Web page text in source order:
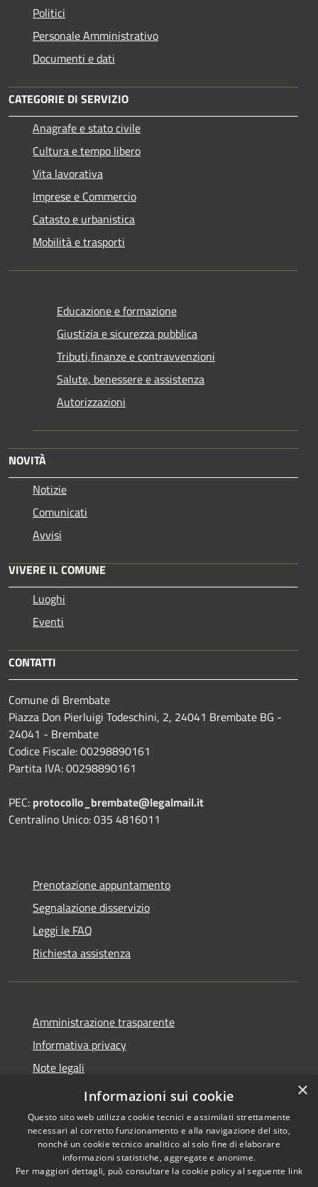
Politici
Personale Amministrativo
Documenti e dati
CATEGORIE DI SERVIZIO
Anagrafe e stato civile
Cultura e tempo libero
Vita lavorativa
Imprese e Commercio
Catasto e urbanistica
Mobilità e trasporti
Educazione e formazione
Giustizia e sicurezza pubblica
Tributi,finanze e contravvenzioni
Salute, benessere e assistenza
Autorizzazioni
NOVITÀ
Notizie
Comunicati
Avvisi
VIVERE IL COMUNE
Luoghi
Eventi
CONTATTI
Comune di Brembate
Piazza Don Pierluigi Todeschini, 2, 24041 Brembate BG -
24041 - Brembate
Codice Fiscale: 00298890161
Partita IVA: 00298890161
PEC: protocollo_brembate@legalmail.it
Centralino Unico: 035 4816011
Prenotazione appuntamento
Segnalazione disservizio
Leggi le FAQ
Richiesta assistenza
Amministrazione trasparente
Informativa privacy
Note legali
Dichiarazione di accessibilità
Accessibilità
Copyright © 2026 • Comune di
Brembate • Powered by
×
Informazioni sui cookie
Questo sito web utilizza cookie tecnici e assimilati strettamente
necessari al corretto funzionamento e alla navigazione del sito,
nonché un cookie tecnico analitico al solo fine di elaborare
informazioni statistiche, aggregate e anonime.
Per maggiori dettagli, può consultare la cookie policy al seguente link